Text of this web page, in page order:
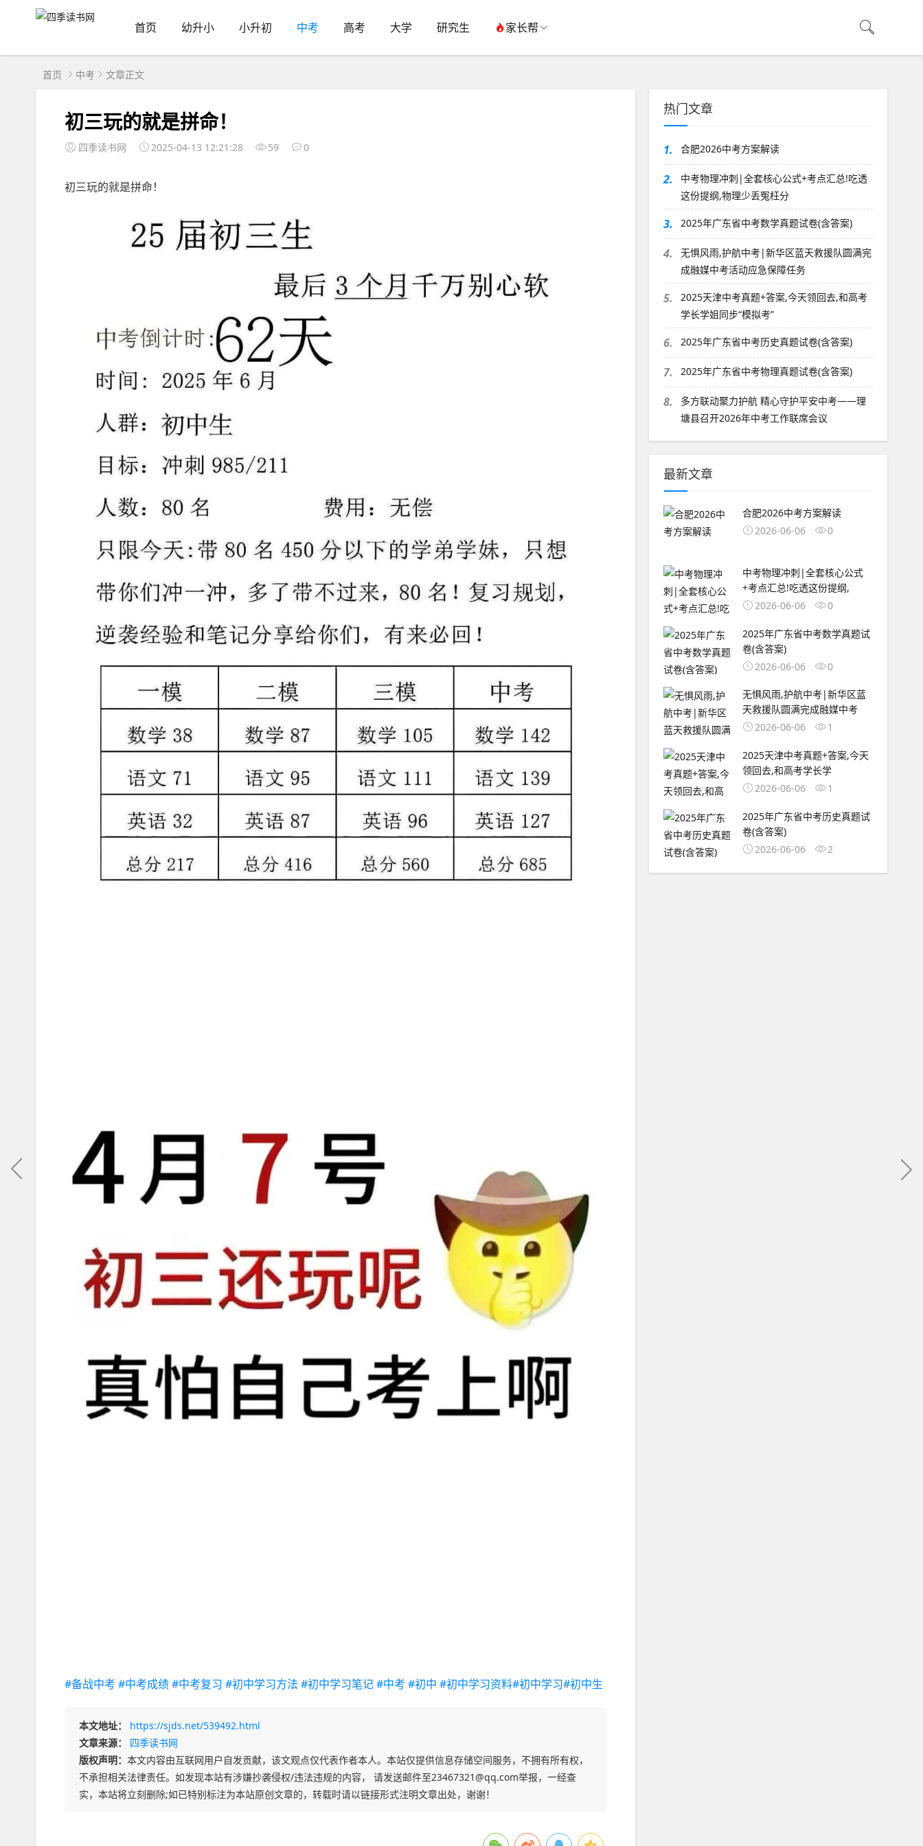
首页 幼升小 小升初 中考 高考 大学 研究生 家长帮
首页 中考 文章正文
初三玩的就是拼命！
四季读书网 2025-04-13 12:21:28 59 0
初三玩的就是拼命！
#备战中考 #中考成绩#中考复习 #初中学习方法 #初中学习笔记#中考 #初中 #初中学习资料#初中学习#初中生
本文地址：
https://sjds.net/539492.html
文章来源：
四季读书网
版权声明： 本文内容由互联网用户自发贡献，该文观点仅代表作者本人。本站仅提供信息存储空间服务，不拥有所有权，
不承担相关法律责任。如发现本站有涉嫌抄袭侵权/违法违规的内容， 请发送邮件至23467321@qq.com举报，一经查
实，本站将立刻删除;如已特别标注为本站原创文章的，转载时请以链接形式注明文章出处，谢谢！
热门文章
1. 合肥2026中考方案解读
2.
中考物理冲刺|全套核心公式+考点汇总!吃透
这份提纲,物理少丢冤枉分
3. 2025年广东省中考数学真题试卷(含答案)
4.
无惧风雨,护航中考|新华区蓝天救援队圆满完
成融媒中考活动应急保障任务
5.
2025天津中考真题+答案,今天领回去,和高考
学长学姐同步“模拟考”
6. 2025年广东省中考历史真题试卷(含答案)
7. 2025年广东省中考物理真题试卷(含答案)
8.
多方联动聚力护航 精心守护平安中考——理
塘县召开2026年中考工作联席会议
最新文章
合肥2026中考方案解读
2026-06-06
0
中考物理冲刺|全套核心公式
+考点汇总!吃透这份提纲,
2026-06-06
0
2025年广东省中考数学真题试
卷(含答案)
2026-06-06
0
无惧风雨,护航中考|新华区蓝
天救援队圆满完成融媒中考
2026-06-06
1
2025天津中考真题+答案,今天
领回去,和高考学长学
2026-06-06
1
2025年广东省中考历史真题试
卷(含答案)
2026-06-06
2